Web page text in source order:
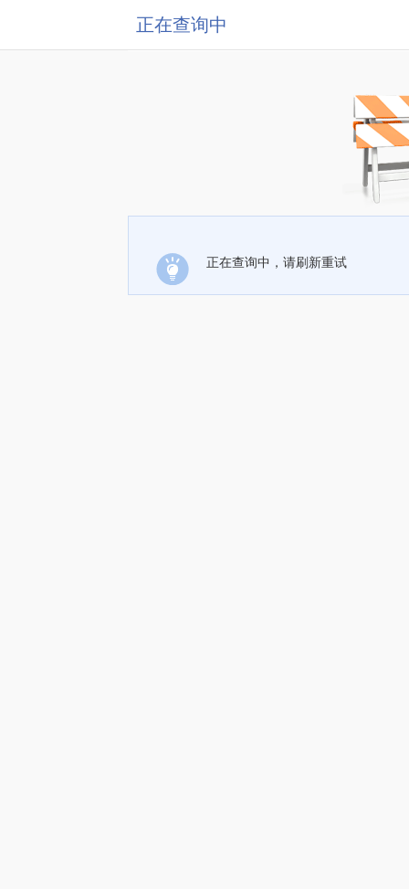
正在查询中
正在查询中，请刷新重试